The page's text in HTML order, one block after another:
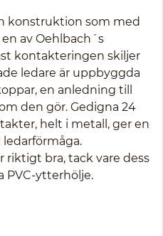
konstruktion som med
av Oehlbach´s
kontakteringen skiljer
ledare är uppbyggda
en anledning till
den gör. Gedigna 24
helt i metall, ger en
riktigt bra, tack vare dess
PVC-ytterhölje.